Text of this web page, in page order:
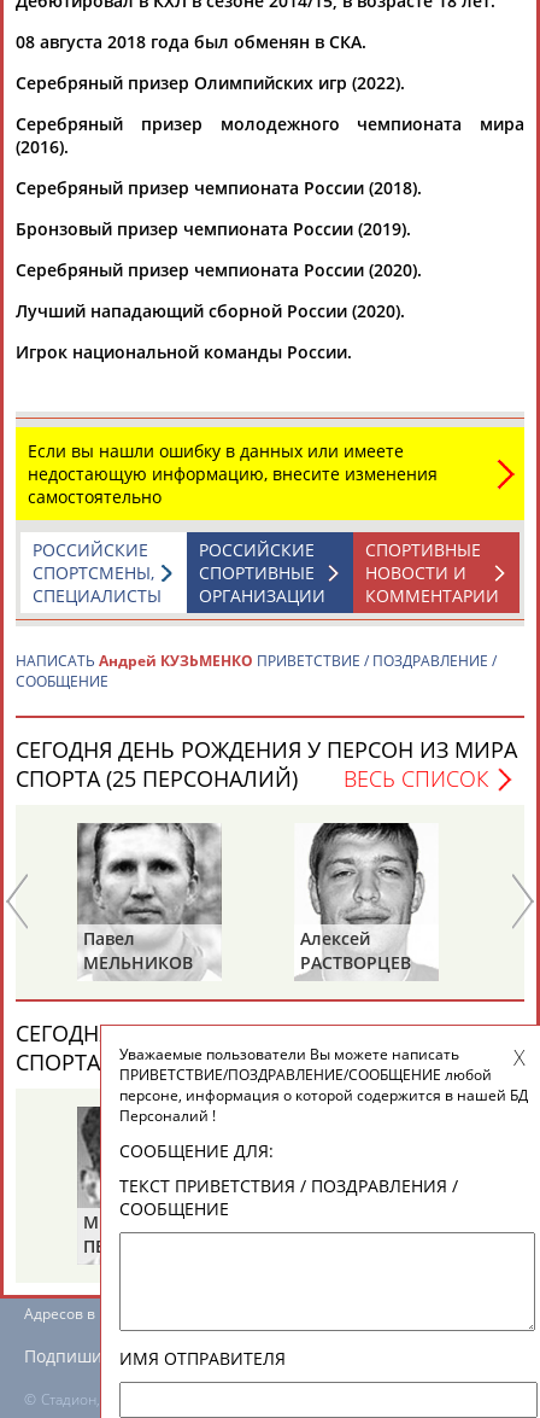
Флюра
БУЛАТОВА
Татьяна
Акжана
АБДРАХМАНОВАБДРАХМАНОВААБДУВАЛИЕВ
АБДУЛАЕВ
Рамазан
АБДУЛАЕВ
Тагир
Камиль
Загалав
АБДУЛБЕКОВ
Камалудин
Абдула
Магомед
Назир
24 персон из 13181
ЕЩЁ ПЕРСОНЫ
ТАБЛО АКТИВНОСТИ
ЦЕЛИ ПРОЕКТА КОНТАКТЫ
© Стадион, 1998-2026
Адресов в новостной рассылке: 996
Подпишись
08 августа 2018 года был обменян в СКА.
Серебряный призер Олимпийских игр (2022).
Серебряный призер молодежного чемпионата мира
(2016).
Серебряный призер чемпионата России (2018).
Бронзовый призер чемпионата России (2019).
Серебряный призер чемпионата России (2020).
Лучший нападающий сборной России (2020).
Игрок национальной команды России.
Если вы нашли ошибку в данных или имеете
недостающую информацию, внесите изменения
самостоятельно
СПОРТИВНЫЕ
НОВОСТИ И
КОММЕНТАРИИ
РОССИЙСКИЕ
СПОРТИВНЫЕ
ОРГАНИЗАЦИИ
РОССИЙСКИЕ
СПОРТСМЕНЫ,
СПЕЦИАЛИСТЫ
НАПИСАТЬ Андрей КУЗЬМЕНКО ПРИВЕТСТВИЕ / ПОЗДРАВЛЕНИЕ /
СООБЩЕНИЕ
СЕГОДНЯ ДЕНЬ РОЖДЕНИЯ У ПЕРСОН ИЗ МИРА
СПОРТА (25 ПЕРСОНАЛИЙ)
ВЕСЬ СПИСОК
Павел
МЕЛЬНИКОВ
Алексей
РАСТВОРЦЕВ
СЕГОДНЯ ДЕНЬ ПАМЯТИ У ПЕРСОН ИЗ МИРА
СПОРТА (4 ПЕРСОНАЛИЙ)
ВЕСЬ СПИСОК
Михаил
ПЕРЕЛЬМАН
(ПЕРЛЬМАН)
Уважаемые пользователи Вы можете написать
ПРИВЕТСТВИЕ/ПОЗДРАВЛЕНИЕ/СООБЩЕНИЕ любой
персоне, информация о которой содержится в нашей БД
Персоналий !
СООБЩЕНИЕ ДЛЯ:
ТЕКСТ ПРИВЕТСТВИЯ / ПОЗДРАВЛЕНИЯ /
СООБЩЕНИЕ
ИМЯ ОТПРАВИТЕЛЯ